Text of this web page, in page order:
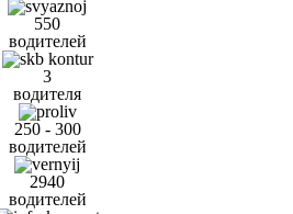
550
водителей
3
водителя
250 - 300
водителей
2940
водителей